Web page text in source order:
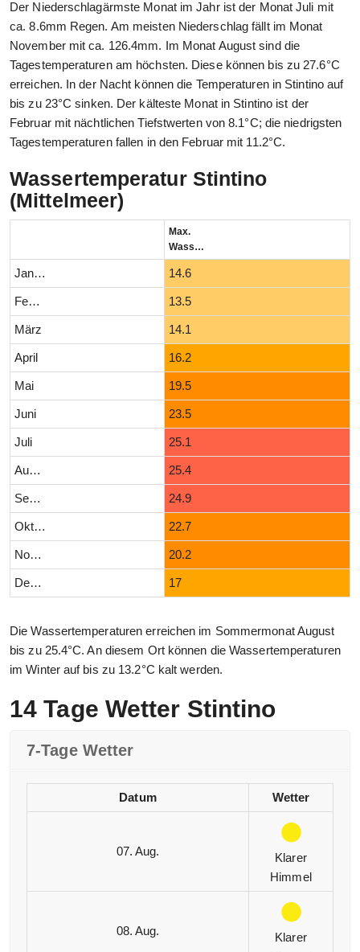
Der Niederschlagärmste Monat im Jahr ist der Monat Juli mit
ca. 8.6mm Regen. Am meisten Niederschlag fällt im Monat
November mit ca. 126.4mm. Im Monat August sind die
Tagestemperaturen am höchsten. Diese können bis zu 27.6°C
erreichen. In der Nacht können die Temperaturen in Stintino auf
bis zu 23°C sinken. Der kälteste Monat in Stintino ist der
Februar mit nächtlichen Tiefstwerten von 8.1°C; die niedrigsten
Tagestemperaturen fallen in den Februar mit 11.2°C.
Wassertemperatur Stintino
(Mittelmeer)
Max.
Wassertemperatur (°C)
Januar 14.6
Februar 13.5
März 14.1
April 16.2
Mai 19.5
Juni 23.5
Juli 25.1
August 25.4
September 24.9
Oktober 22.7
November 20.2
Dezember 17
Die Wassertemperaturen erreichen im Sommermonat August
bis zu 25.4°C. An diesem Ort können die Wassertemperaturen
im Winter auf bis zu 13.2°C kalt werden.
14 Tage Wetter Stintino
7-Tage Wetter
Datum Wetter
07. Aug.
Klarer
Himmel
08. Aug.
Klarer